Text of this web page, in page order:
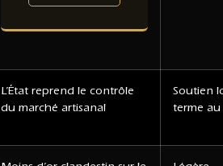
L’État reprend le contrôle
du marché artisanal
Soutien
terme au